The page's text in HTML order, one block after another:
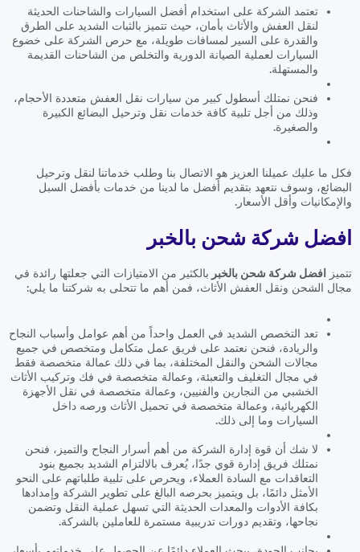
تعتمد الشركة على استخدام أفضل السيارات والشاحنات الحديثة
لنقل العفش والأثاث بأمان، حيث تتميز بالثبات الشديد على الطرق
والقدرة على السير لمسافات طويلة، مع حرص الشركة على خضوع
السيارات لعملية الصيانة الدورية والتخلص من الشاحنات القديمة
والمستهلة.
فنحن نمتلك أسطول كبير من سيارات نقل العفش متعددة الأحجام،
وذلك من أجل تلبية كافة خدمات نقل وترحيل البضائع الكبيرة
والصغيرة.
فكل ما عليك عميلنا العزيز هو الاتصال بنا وطلب خدماتنا لنقل وترحيل
البضائع، وسوف نتعهد بتقديم أفضل ما لدينا من خدمات بأفضل السبل
والإمكانيات وأقل الأسعار.
افضل شركة شحن بالخبر
تتميز افضل شركة شحن بالخبر بالكثير من الامتيازات التي جعلتها رائدة في
مجال الشحن ونقل العفش الأثاث، فمن أهم ما تتحلى به شركتنا ما يلي:
تعد التخصص الشديد في العمل واحداً من أهم عوامل وأسباب النجاح
والريادة، فنحن نعتمد على فريق عمل متكامل ومتخصص في جميع
مجالات الشحن والنقل المختلفة، بما في ذلك عمالة متخصصة فقط
في مجال التغليف والتعبئة، وعمالة متخصصة في فك وتركيب الأثاث
الخشبي من النجارين والفنيين، وعمالة متخصصة في نقل الأجهزة
الكهربائية، وعمالة متخصصة في تحميل الأثاث ورصه داخل
السيارات وما إلى ذلك.
لا شك أن قوة إدارة الشركة من أهم أسرار النجاح والتميز، فنحن
نمتلك فريق إدارة قوي جدًا، يُعرف بالالتزام الشديد بجميع بنود
التعاقدات مع السادة العملاء، ويحرص على تلبية طلباتهم على النحو
الأمثل دائمًا، بل ويتميز بحرصه البالغ على تطوير الشركة وإمدادها
بكافة الأدوات والمعدات الحديثة التي تسهل عملية النقل وتضمن
نجاحها، وتقديم دورات تدريبية مستمرة للعاملين بالشركة.